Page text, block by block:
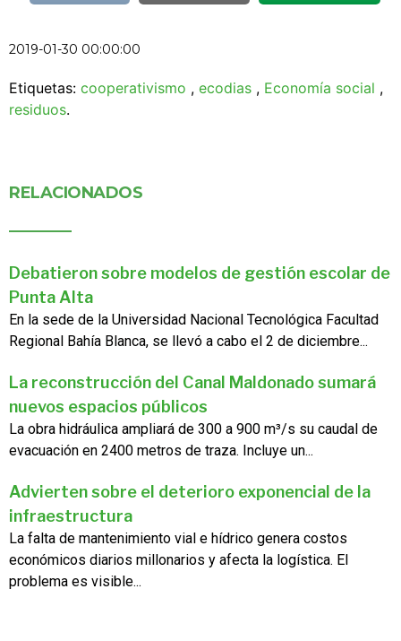
2019-01-30 00:00:00
Etiquetas: cooperativismo , ecodias , Economía social ,
residuos.
RELACIONADOS
Debatieron sobre modelos de gestión escolar de
Punta Alta
En la sede de la Universidad Nacional Tecnológica Facultad
Regional Bahía Blanca, se llevó a cabo el 2 de diciembre...
La reconstrucción del Canal Maldonado sumará
nuevos espacios públicos
La obra hidráulica ampliará de 300 a 900 m³/s su caudal de
evacuación en 2400 metros de traza. Incluye un...
Advierten sobre el deterioro exponencial de la
infraestructura
La falta de mantenimiento vial e hídrico genera costos
económicos diarios millonarios y afecta la logística. El
problema es visible...